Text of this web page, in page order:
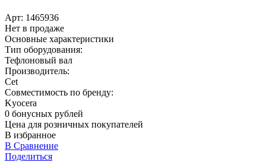
Арт: 1465936
Нет в продаже
Основные характеристики
Тип оборудования:
Тефлоновый вал
Производитель:
Cet
Совместимость по бренду:
Kyocera
0 бонусных рублей
Цена для розничных покупателей
В избранное
В Сравнение
Поделиться